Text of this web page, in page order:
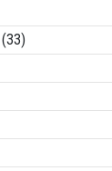
(33)